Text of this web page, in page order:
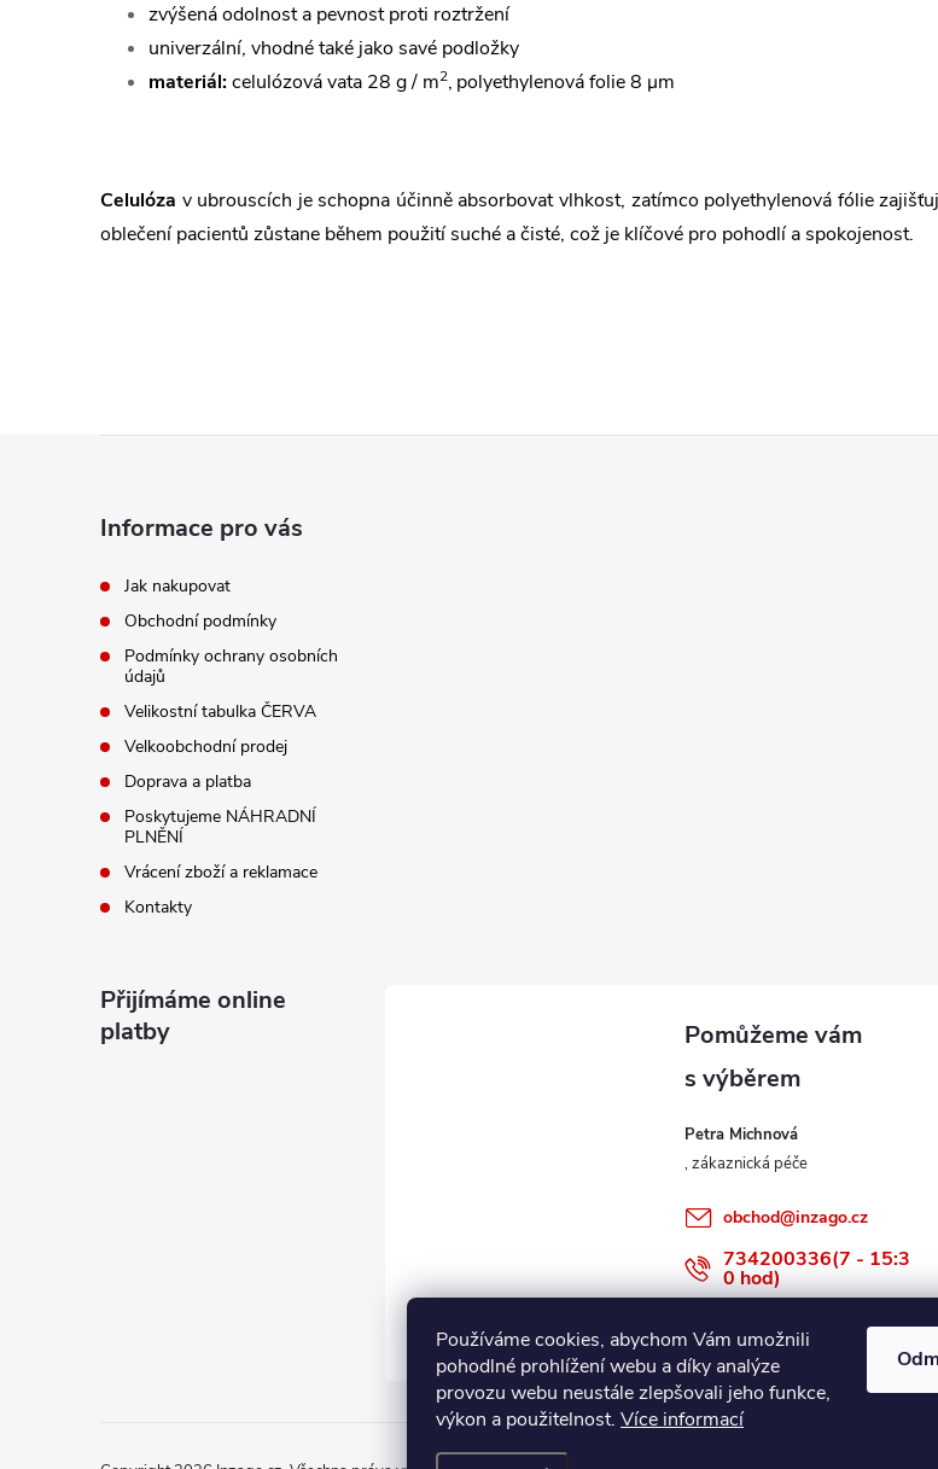
Používáme cookies, abychom Vám umožnili
pohodlné prohlížení webu a díky analýze
provozu webu neustále zlepšovali jeho funkce,
výkon a použitelnost. Více informací
zvýšená odolnost a pevnost proti roztržení
univerzální, vhodné také jako savé podložky
materiál:celulózová vata 28 g / m2, polyethylenová folie 8 μm
Celulóza v ubrouscích je schopna účinně absorbovat vlhkost, zatímco polyethylenová fólie
oblečení pacientů zůstane během použití suché a čisté, což je klíčové pro pohodlí a spokojenost.
Informace pro vás
Jak nakupovat
Obchodní podmínky
Podmínky ochrany osobních
údajů
Velikostní tabulka ČERVA
Velkoobchodní prodej
Doprava a platba
Poskytujeme NÁHRADNÍ
PLNĚNÍ
Vrácení zboží a reklamace
Kontakty
Přijímáme online
platby
Petra Michnová
obchod@inzago.cz
734200336(7 - 15:3
0 hod)